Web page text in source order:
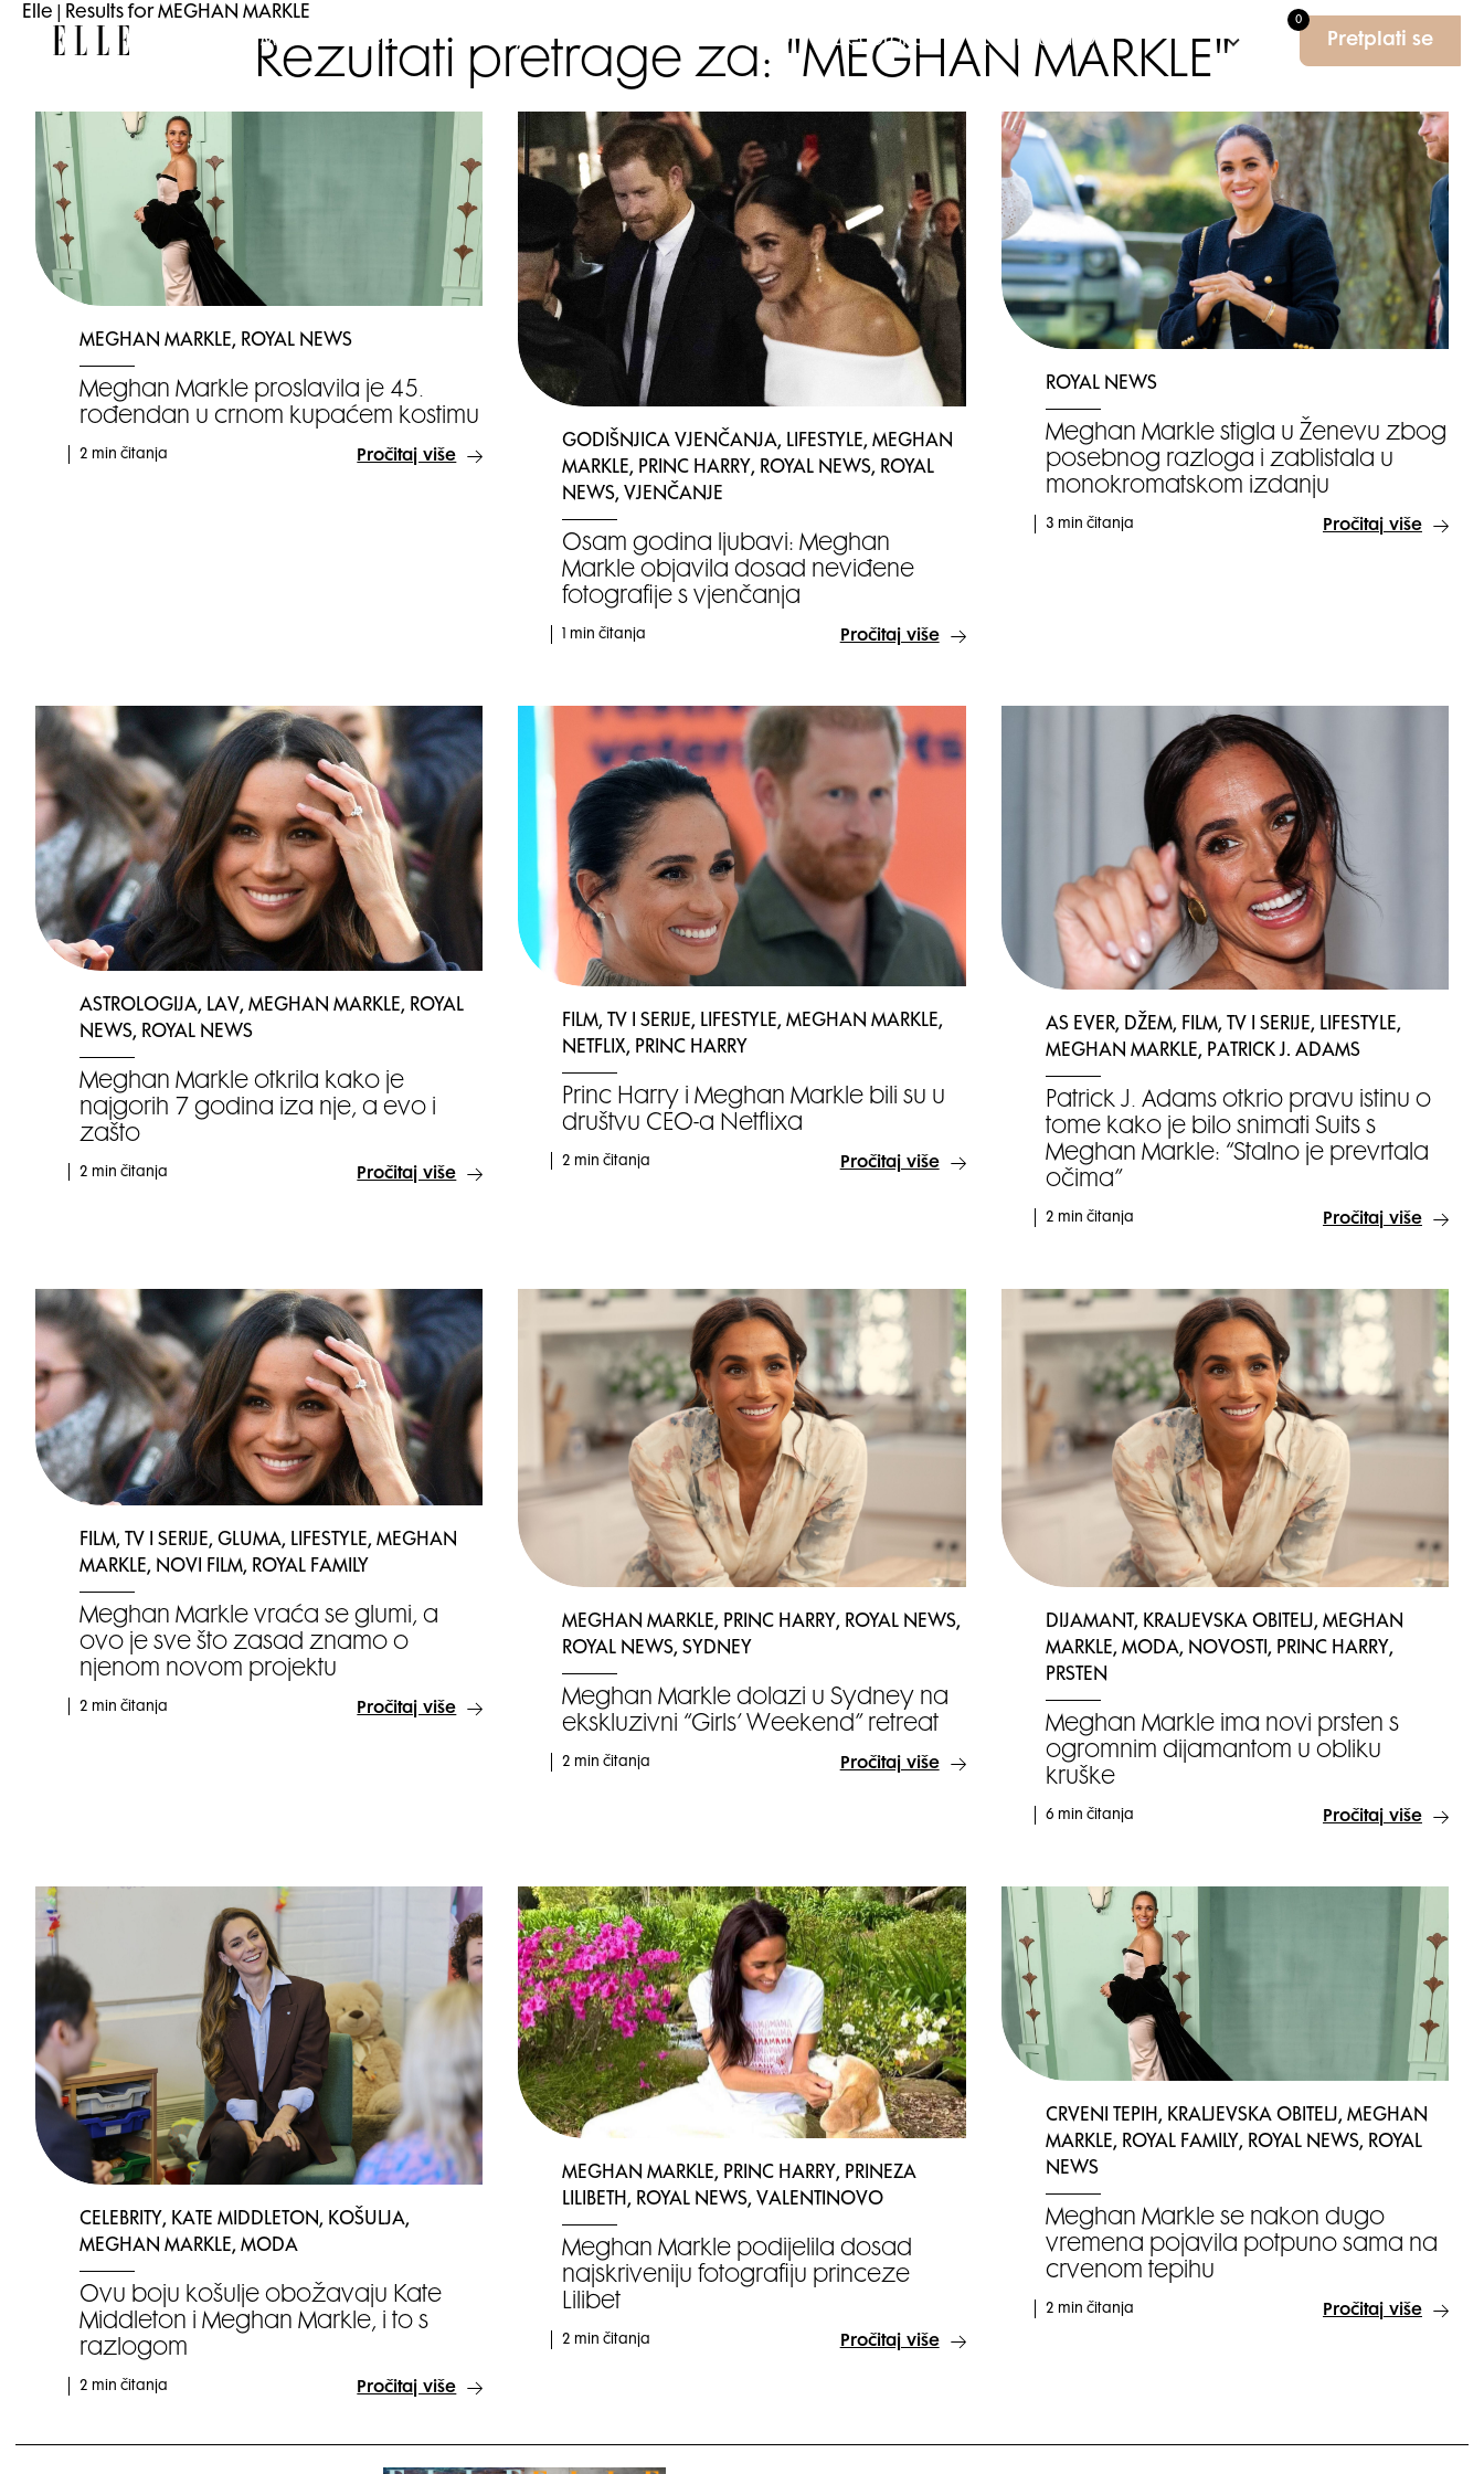
Elle Moda Ljepota Horoskop Decoration Elle Education
0
Pretplati se
Elle Results for MEGHAN MARKLE
Rezultati pretrage za: "MEGHAN MARKLE"
MEGHAN MARKLE, ROYAL NEWS
Meghan Markle proslavila je 45.
rođendan u crnom kupaćem kostimu
2 min čitanja Pročitaj više
GODIŠNJICA VJENČANJA, LIFESTYLE, MEGHAN
MARKLE, PRINC HARRY, ROYAL NEWS, ROYAL
NEWS, VJENČANJE
Osam godina ljubavi: Meghan
Markle objavila dosad neviđene
fotografije s vjenčanja
1 min čitanja Pročitaj više
ROYAL NEWS
Meghan Markle stigla u Ženevu zbog
posebnog razloga i zablistala u
monokromatskom izdanju
3 min čitanja Pročitaj više
ASTROLOGIJA, LAV, MEGHAN MARKLE, ROYAL
NEWS, ROYAL NEWS
Meghan Markle otkrila kako je
najgorih 7 godina iza nje, a evo i
zašto
2 min čitanja Pročitaj više
FILM, TV I SERIJE, LIFESTYLE, MEGHAN MARKLE,
NETFLIX, PRINC HARRY
Princ Harry i Meghan Markle bili su u
društvu CEO-a Netflixa
2 min čitanja Pročitaj više
AS EVER, DŽEM, FILM, TV I SERIJE, LIFESTYLE,
MEGHAN MARKLE, PATRICK J. ADAMS
Patrick J. Adams otkrio pravu istinu o
tome kako je bilo snimati Suits s
Meghan Markle: “Stalno je prevrtala
očima”
2 min čitanja Pročitaj više
FILM, TV I SERIJE, GLUMA, LIFESTYLE, MEGHAN
MARKLE, NOVI FILM, ROYAL FAMILY
Meghan Markle vraća se glumi, a
ovo je sve što zasad znamo o
njenom novom projektu
2 min čitanja Pročitaj više
MEGHAN MARKLE, PRINC HARRY, ROYAL NEWS,
ROYAL NEWS, SYDNEY
Meghan Markle dolazi u Sydney na
ekskluzivni “Girls’ Weekend” retreat
2 min čitanja Pročitaj više
DIJAMANT, KRALJEVSKA OBITELJ, MEGHAN
MARKLE, MODA, NOVOSTI, PRINC HARRY,
PRSTEN
Meghan Markle ima novi prsten s
ogromnim dijamantom u obliku
kruške
6 min čitanja Pročitaj više
CELEBRITY, KATE MIDDLETON, KOŠULJA,
MEGHAN MARKLE, MODA
Ovu boju košulje obožavaju Kate
Middleton i Meghan Markle, i to s
razlogom
2 min čitanja Pročitaj više
MEGHAN MARKLE, PRINC HARRY, PRINEZA
LILIBETH, ROYAL NEWS, VALENTINOVO
Meghan Markle podijelila dosad
najskriveniju fotografiju princeze
Lilibet
2 min čitanja Pročitaj više
CRVENI TEPIH, KRALJEVSKA OBITELJ, MEGHAN
MARKLE, ROYAL FAMILY, ROYAL NEWS, ROYAL
NEWS
Meghan Markle se nakon dugo
vremena pojavila potpuno sama na
crvenom tepihu
2 min čitanja Pročitaj više